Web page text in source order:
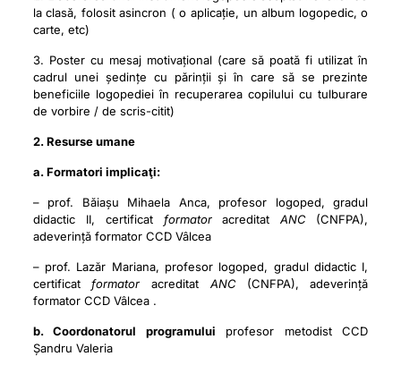
la clasă, folosit asincron ( o aplicație, un album logopedic, o
carte, etc)
3. Poster cu mesaj motivațional (care să poată fi utilizat în
cadrul unei ședințe cu părinții și în care să se prezinte
beneficiile logopediei în recuperarea copilului cu tulburare
de vorbire / de scris-citit)
2. Resurse umane
a. Formatori implicaţi:
– prof. Băiașu Mihaela Anca, profesor logoped, gradul
didactic II, certificat formatoracreditatANC (CNFPA),
adeverință formator CCD Vâlcea
– prof. Lazăr Mariana, profesor logoped, gradul didactic I,
certificatformator acreditat ANC (CNFPA), adeverință
formator CCD Vâlcea .
b. Coordonatorul programului profesor metodist CCD
Șandru Valeria